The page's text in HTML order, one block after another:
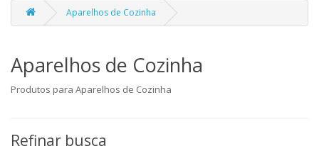
Aparelhos de Cozinha
Aparelhos de Cozinha
Produtos para Aparelhos de Cozinha
Refinar busca